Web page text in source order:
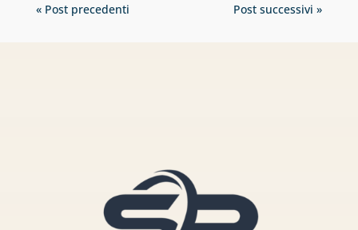
« Post precedenti Post successivi »